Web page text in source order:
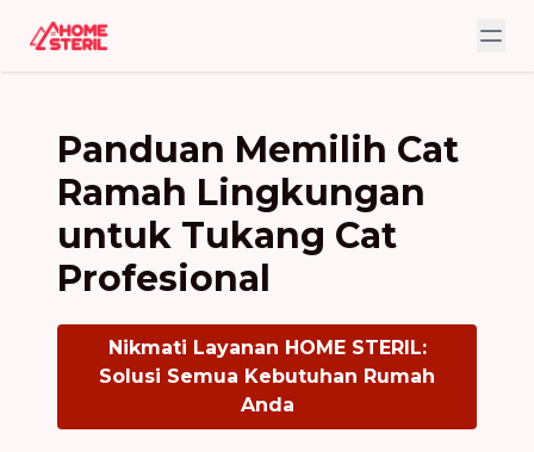
Panduan Memilih Cat
Ramah Lingkungan
untuk Tukang Cat
Profesional
Nikmati Layanan HOME STERIL:
Solusi Semua Kebutuhan Rumah
Anda